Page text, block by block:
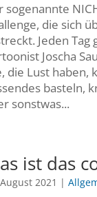
sogenannte
die sich
Jeden
Joscha
die Lust haben,
basteln,
sonstwas...
ist das
2021 |